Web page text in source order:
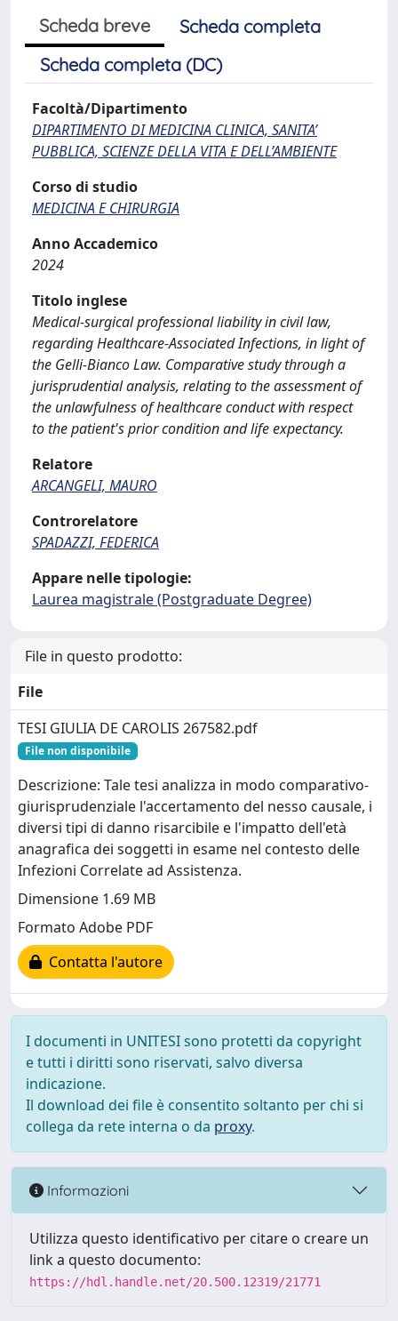
Scheda breve
Scheda completa
Scheda completa (DC)
Facoltà/Dipartimento
DIPARTIMENTO DI MEDICINA CLINICA, SANITA’
PUBBLICA, SCIENZE DELLA VITA E DELL’AMBIENTE
Corso di studio
MEDICINA E CHIRURGIA
Anno Accademico
2024
Titolo inglese
Medical-surgical professional liability in civil law,
regarding Healthcare-Associated Infections, in light of
the Gelli-Bianco Law. Comparative study through a
jurisprudential analysis, relating to the assessment of
the unlawfulness of healthcare conduct with respect
to the patient's prior condition and life expectancy.
Relatore
ARCANGELI, MAURO
Controrelatore
SPADAZZI, FEDERICA
Appare nelle tipologie:
Laurea magistrale (Postgraduate Degree)
File in questo prodotto:
File
TESI GIULIA DE CAROLIS 267582.pdf
File non disponibile
Descrizione: Tale tesi analizza in modo comparativo-
giurisprudenziale l'accertamento del nesso causale, i
diversi tipi di danno risarcibile e l'impatto dell'età
anagrafica dei soggetti in esame nel contesto delle
Infezioni Correlate ad Assistenza.
Dimensione 1.69 MB
Formato Adobe PDF
Contatta l'autore
I documenti in UNITESI sono protetti da copyright
e tutti i diritti sono riservati, salvo diversa
indicazione.
Il download dei file è consentito soltanto per chi si
collega da rete interna o da proxy.
Informazioni
Utilizza questo identificativo per citare o creare un
link a questo documento:
https://hdl.handle.net/20.500.12319/21771